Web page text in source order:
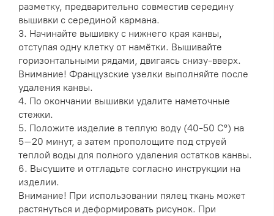
разметку, предварительно совместив середину
вышивки с серединой кармана.
3. Начинайте вышивку с нижнего края канвы,
отступая одну клетку от намётки. Вышивайте
горизонтальными рядами, двигаясь снизу-вверх.
Внимание! Французские узелки выполняйте после
удаления канвы.
4. По окончании вышивки удалите наметочные
стежки.
5. Положите изделие в теплую воду (40-50 C°) на
5–20 минут, а затем прополощите под струей
теплой воды для полного удаления остатков канвы.
6. Высушите и отгладьте согласно инструкции на
изделии.
Внимание! При использовании пялец ткань может
растянуться и деформировать рисунок. При